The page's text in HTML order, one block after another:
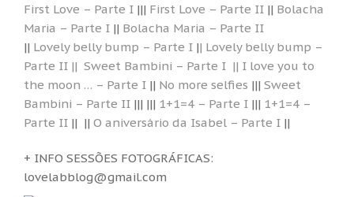
First Love – Parte I ||| First Love – Parte II || Bolacha
Maria – Parte I || Bolacha Maria – Parte II
|| Lovely belly bump – Parte I || Lovely belly bump –
Parte II || Sweet Bambini – Parte I || I love you to
the moon … – Parte I || No more selfies ||| Sweet
Bambini – Parte II ||| ||| 1+1=4 – Parte I ||| 1+1=4 –
Parte II || || O aniversário da Isabel – Parte I ||
+ INFO SESSÕES FOTOGRÁFICAS:
lovelabblog@gmail.com